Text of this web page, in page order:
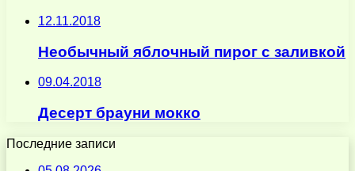
12.11.2018
Необычный яблочный пирог с заливкой
09.04.2018
Десерт брауни мокко
Последние записи